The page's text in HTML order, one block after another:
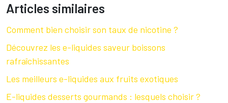
Articles similaires
Comment bien choisir son taux de nicotine ?
Découvrez les e-liquides saveur boissons
rafraîchissantes
Les meilleurs e-liquides aux fruits exotiques
E-liquides desserts gourmands : lesquels choisir ?